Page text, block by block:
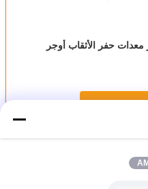
معدات حفر الأثقاب أوجر